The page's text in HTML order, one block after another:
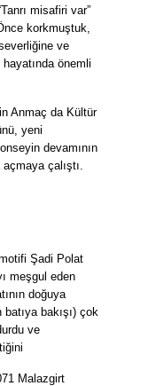
misafiri var”
korkmuştuk,
ve
önemli
Anmaç da Kültür
yeni
devamının
çalıştı.
Şadi Polat
meşgul eden
doğuya
bakışı) çok
ve
Malazgirt